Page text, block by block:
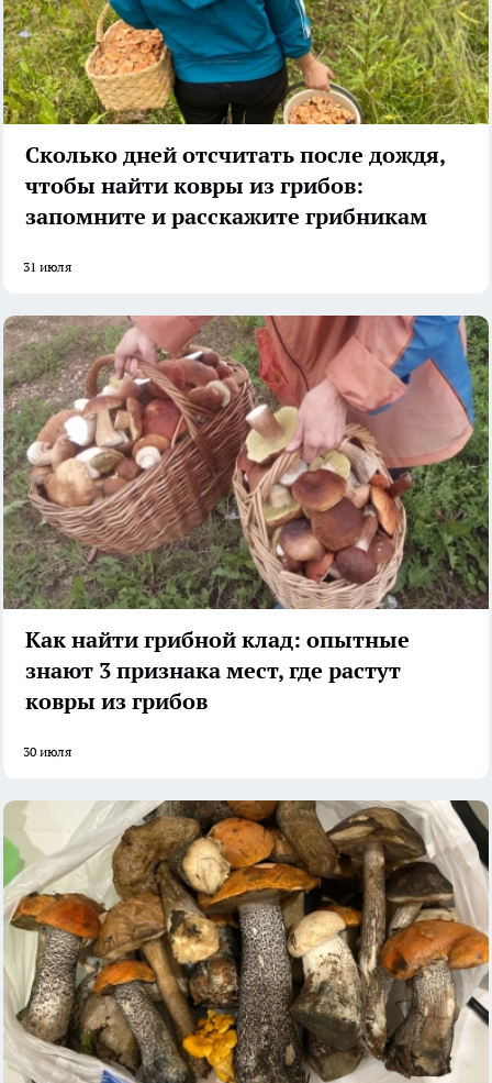
Сколько дней отсчитать после дождя,
чтобы найти ковры из грибов:
запомните и расскажите грибникам
31 июля
Как найти грибной клад: опытные
знают 3 признака мест, где растут
ковры из грибов
30 июля